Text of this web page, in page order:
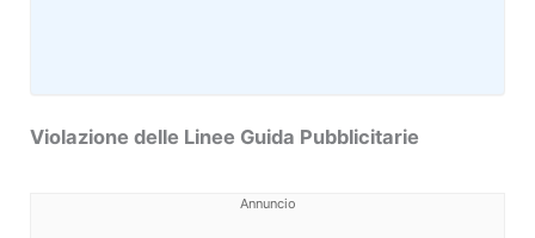
Violazione delle Linee Guida Pubblicitarie
Annuncio